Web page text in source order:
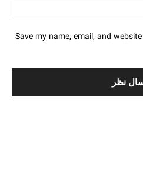
Save my name, email, and